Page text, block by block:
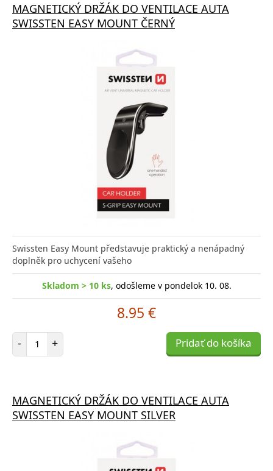
MAGNETICKÝ DRŽÁK DO VENTILACE AUTA
SWISSTEN EASY MOUNT ČERNÝ
Swissten Easy Mount představuje praktický a nenápadný
doplněk pro uchycení vašeho
Skladom > 10 ks, odošleme v pondelok 10. 08.
8.95 €
- Počet položiek
+ Pridať do košíka
MAGNETICKÝ DRŽÁK DO VENTILACE AUTA
SWISSTEN EASY MOUNT SILVER